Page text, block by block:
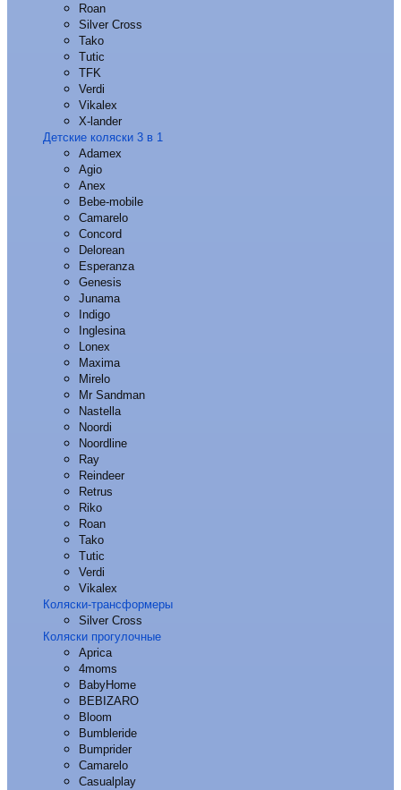
Roan
Silver Cross
Tako
Tutic
TFK
Verdi
Vikalex
X-lander
Детские коляски 3 в 1
Adamex
Agio
Anex
Bebe-mobile
Camarelo
Concord
Delorean
Esperanza
Genesis
Junama
Indigo
Inglesina
Lonex
Maxima
Mirelo
Mr Sandman
Nastella
Noordi
Noordline
Ray
Reindeer
Retrus
Riko
Roan
Tako
Tutic
Verdi
Vikalex
Коляски-трансформеры
Silver Cross
Коляски прогулочные
Aprica
4moms
BabyHome
BEBIZARO
Bloom
Bumbleride
Bumprider
Camarelo
Casualplay